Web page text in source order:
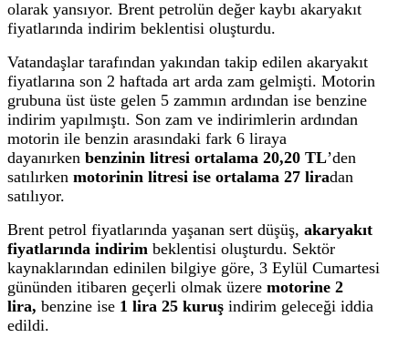
olarak yansıyor. Brent petrolün değer kaybı akaryakıt
fiyatlarında indirim beklentisi oluşturdu.
Vatandaşlar tarafından yakından takip edilen akaryakıt
fiyatlarına son 2 haftada art arda zam gelmişti. Motorin
grubuna üst üste gelen 5 zammın ardından ise benzine
indirim yapılmıştı. Son zam ve indirimlerin ardından
motorin ile benzin arasındaki fark 6 liraya
dayanırken benzinin litresi ortalama 20,20 TL’den
satılırken motorinin litresi ise ortalama 27 liradan
satılıyor.
Brent petrol fiyatlarında yaşanan sert düşüş, akaryakıt
fiyatlarında indirim beklentisi oluşturdu. Sektör
kaynaklarından edinilen bilgiye göre, 3 Eylül Cumartesi
gününden itibaren geçerli olmak üzere motorine 2
lira, benzine ise 1 lira 25 kuruş indirim geleceği iddia
edildi.